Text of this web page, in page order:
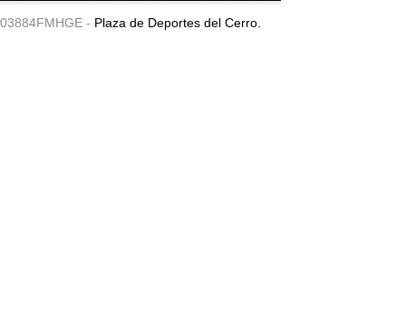
03884FMHGE - Plaza de Deportes del Cerro.